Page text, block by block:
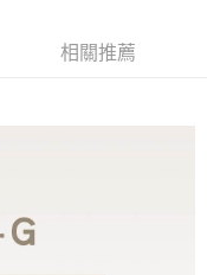
相關推薦